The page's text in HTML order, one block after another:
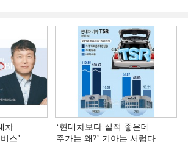
차
스ʼ
‘현대차보다 실적 좋은데
주가는 왜?ʼ 기아는 서럽다